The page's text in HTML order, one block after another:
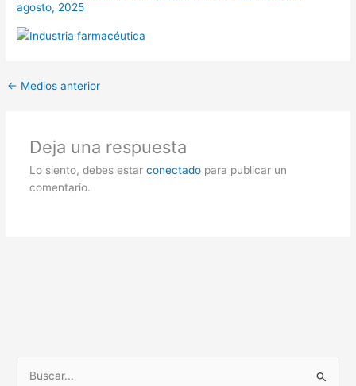
agosto, 2025
← Medios anterior
Deja una respuesta
Lo siento, debes estar conectadopara publicar un
comentario.